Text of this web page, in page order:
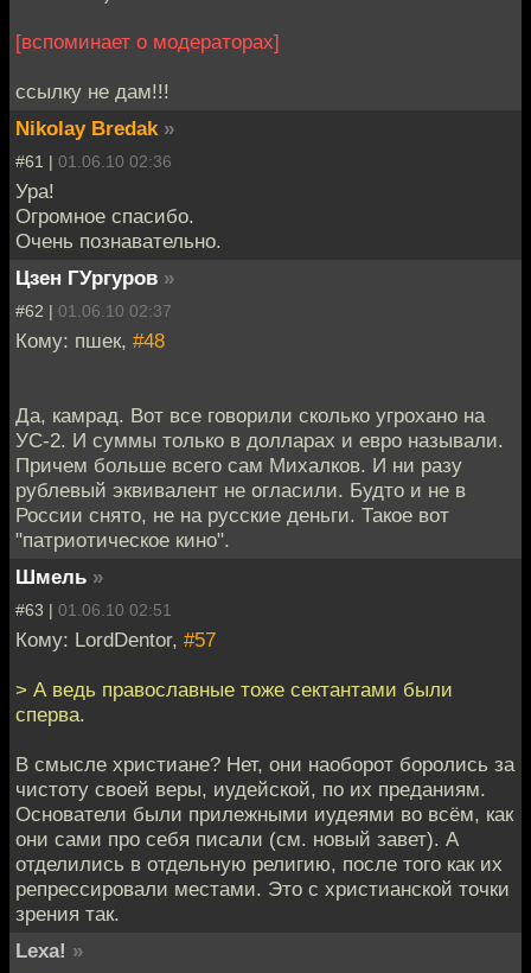
[вспоминает о модераторах]
ссылку не дам!!!
Nikolay Bredak »
#61 | 01.06.10 02:36
Ура!
Огромное спасибо.
Очень познавательно.
Цзен ГУргуров »
#62 | 01.06.10 02:37
Кому: пшек, #48
Да, камрад. Вот все говорили сколько угрохано на
УС-2. И суммы только в долларах и евро называли.
Причем больше всего сам Михалков. И ни разу
рублевый эквивалент не огласили. Будто и не в
России снято, не на русские деньги. Такое вот
"патриотическое кино".
Шмель »
#63 | 01.06.10 02:51
Кому: LordDentor, #57
> А ведь православные тоже сектантами были
сперва.
В смысле христиане? Нет, они наоборот боролись за
чистоту своей веры, иудейской, по их преданиям.
Основатели были прилежными иудеями во всём, как
они сами про себя писали (см. новый завет). А
отделились в отдельную религию, после того как их
репрессировали местами. Это с христианской точки
зрения так.
Lexa! »